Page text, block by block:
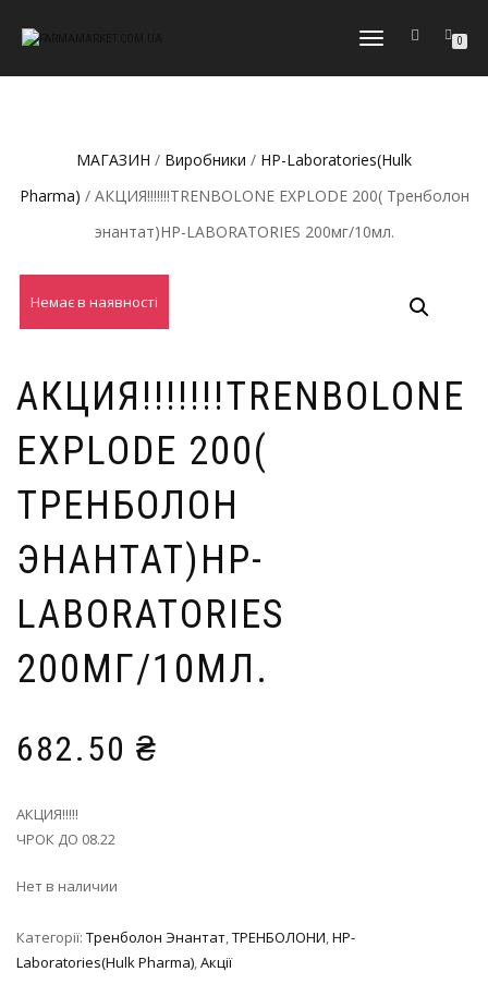
МОБІЛЬНЕ
0
МАГАЗИН / Виробники / HP-Laboratories(Hulk
Pharma) / АКЦИЯ!!!!!!!TRENBOLONE EXPLODE 200( Тренболон
энантат)HP-LABORATORIES 200мг/10мл.
Немає в наявності
АКЦИЯ!!!!!!!TRENBOLONE
EXPLODE 200(
ТРЕНБОЛОН
ЭНАНТАТ)HP-
LABORATORIES
200МГ/10МЛ.
682.50 ₴
АКЦИЯ!!!!!
ЧРОК ДО 08.22
Нет в наличии
Категорії: Тренболон Энантат,ТРЕНБОЛОНИ,HP-
Laboratories(Hulk Pharma),Акції